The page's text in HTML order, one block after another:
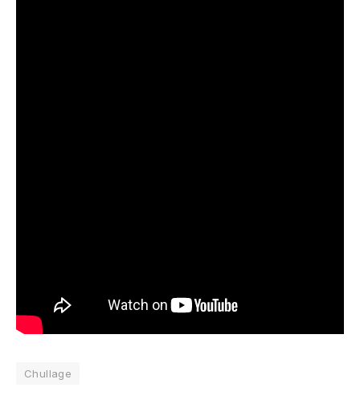
Chullage